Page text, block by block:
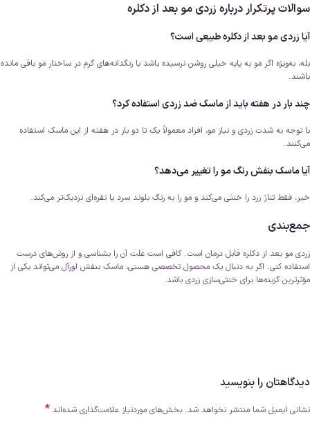
سوالات پرتکرار درباره زردی مو بعد از دکلره
آیا زردی مو بعد از دکلره طبیعی است؟
بله، به‌ویژه اگر مو به پایه خیلی روشن نرسیده باشد یا رنگدانه‌های گرم در ساختار مو باقی مانده
باشند.
چند بار در هفته باید از ماسک ضد زردی استفاده کرد؟
با توجه به شدت زردی و نیاز مو، افراد معمولاً یک تا دو بار در هفته از این ماسک استفاده
می‌کنند.
آیا ماسک بنفش رنگ مو را تغییر می‌دهد؟
خیر، فقط تناژ زرد را خنثی می‌کند و مو را به رنگ بلوند سرد یا نقره‌ای نزدیک‌تر می‌کند.
جمع‌بندی
زردی مو بعد از دکلره قابل درمان است. کافی است علت آن را بشناسی و از روش‌های درست
استفاده کنی. اگر به دنبال یک محصول تخصصی هستی، ماسک بنفش لورآل می‌تواند یکی از
مؤثرترین گزینه‌ها برای خنثی‌سازی زردی باشد.
دیدگاهتان را بنویسید
نشانی ایمیل شما منتشر نخواهد شد. بخش‌های موردنیاز علامت‌گذاری شده‌اند *